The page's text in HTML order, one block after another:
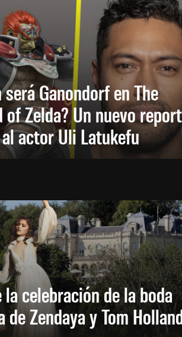
será Ganondorf en The
of Zelda? Un nuevo
actor Uli Latukefu
celebración de la boda
de Zendaya y Tom